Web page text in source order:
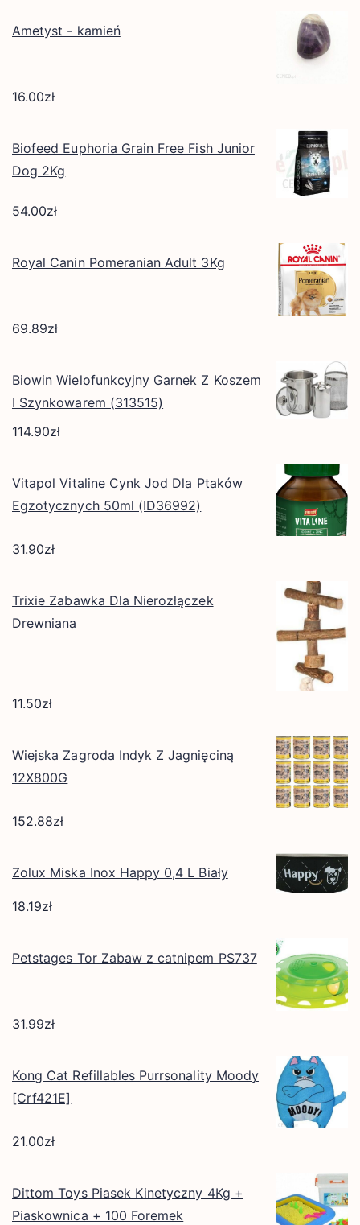
Ametyst - kamień
16.00zł
Biofeed Euphoria Grain Free Fish Junior
Dog 2Kg
54.00zł
Royal Canin Pomeranian Adult 3Kg
69.89zł
Biowin Wielofunkcyjny Garnek Z Koszem
I Szynkowarem (313515)
114.90zł
Vitapol Vitaline Cynk Jod Dla Ptaków
Egzotycznych 50ml (ID36992)
31.90zł
Trixie Zabawka Dla Nierozłączek
Drewniana
11.50zł
Wiejska Zagroda Indyk Z Jagnięciną
12X800G
152.88zł
Zolux Miska Inox Happy 0,4 L Biały
18.19zł
Petstages Tor Zabaw z catnipem PS737
31.99zł
Kong Cat Refillables Purrsonality Moody
[Crf421E]
21.00zł
Dittom Toys Piasek Kinetyczny 4Kg +
Piaskownica + 100 Foremek